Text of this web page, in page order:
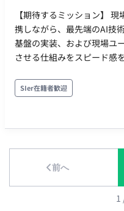
【期待するミッション】
携しながら、最先端のAI技
基盤の実装、および現場ユ
させる仕組みをスピード感
度化： ClaudeやAzure
開発、各種RAGの実装・検
活用した外部システム・
を行います。 ダッシュボード・Web UIの開発：
ー向けWeb UIのプロトタイプア
サポートと評価循環： ユー
のプロンプトや知識ベース
SIer在籍者歓迎
前へ
1